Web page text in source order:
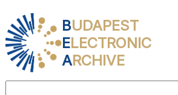
BUDAPEST
ELECTRONIC
ARCHIVE